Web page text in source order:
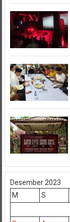
Desember 2023
M
S